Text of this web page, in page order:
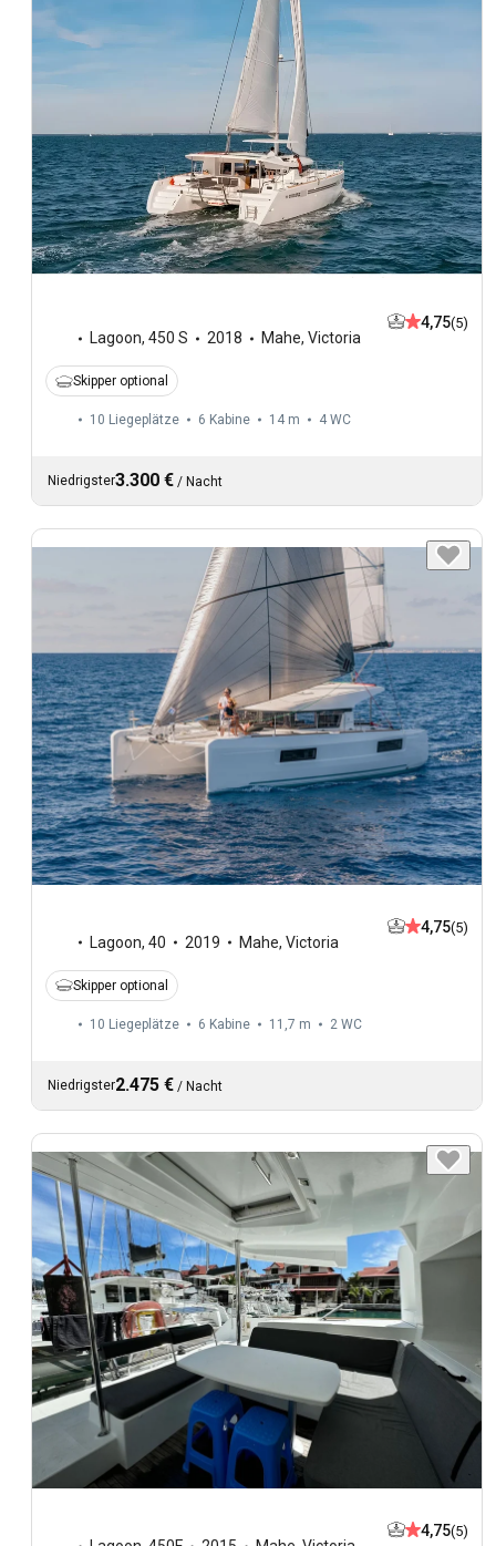
Lagoon, 450 S 2018 Mahe, Victoria
4,75(5)
Skipper optional
10 Liegeplätze 6 Kabine 14 m 4 WC
Niedrigster3.300 € / Nacht
Lagoon, 40 2019 Mahe, Victoria
4,75(5)
Skipper optional
10 Liegeplätze 6 Kabine 11,7 m 2 WC
Niedrigster2.475 € / Nacht
4,75(5)